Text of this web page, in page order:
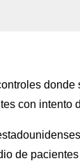
donde
con intento
de